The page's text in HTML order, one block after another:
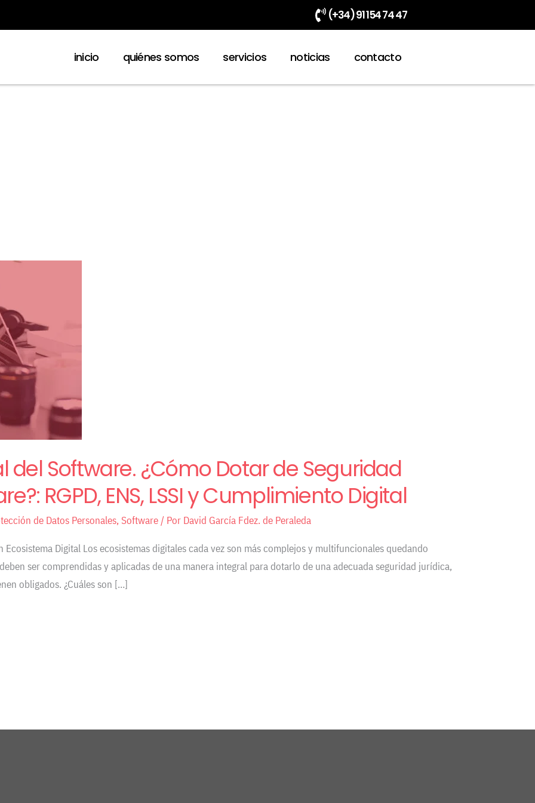
(+34) 91 154 74 47
inicio quiénes somos servicios noticias contacto
Software. ¿Cómo Dotar de Seguridad
RGPD, ENS, LSSI y Cumplimiento Digital
de Datos Personales, Software / Por David García Fdez. de Peraleda
Digital Los ecosistemas digitales cada vez son más complejos y multifuncionales quedando
ser comprendidas y aplicadas de una manera integral para dotarlo de una adecuada seguridad jurídica,
obligados. ¿Cuáles son […]